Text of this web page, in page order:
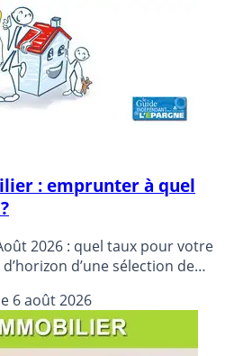
: emprunter à quel
2026 : quel taux pour votre
d’une sélection de
selon les durées d’emprunt.
reviennent sur leur plus
vous en profiter ?
6 août 2026